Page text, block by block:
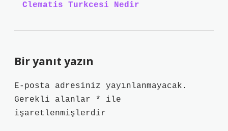
Clematis Turkcesi Nedir
Bir yanıt yazın
E-posta adresiniz yayınlanmayacak.
Gerekli alanlar
*
ile
işaretlenmişlerdir